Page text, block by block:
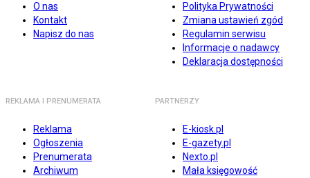
O nas
Kontakt
Napisz do nas
Polityka Prywatności
Zmiana ustawień zgód
Regulamin serwisu
Informacje o nadawcy
Deklaracja dostępności
REKLAMA I PRENUMERATA
Reklama
Ogłoszenia
Prenumerata
Archiwum
PARTNERZY
E-kiosk.pl
E-gazety.pl
Nexto.pl
Mała księgowość